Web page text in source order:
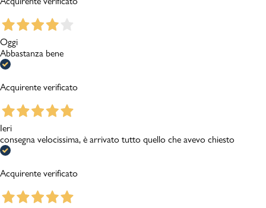
Oggi
Abbastanza bene
Acquirente verificato
Ieri
consegna velocissima, è arrivato tutto quello che avevo chiesto
Acquirente verificato